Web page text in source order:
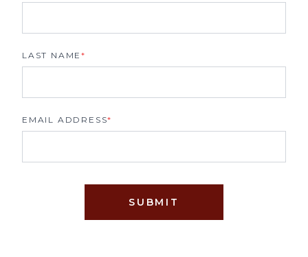
LAST NAME*
EMAIL ADDRESS*
SUBMIT